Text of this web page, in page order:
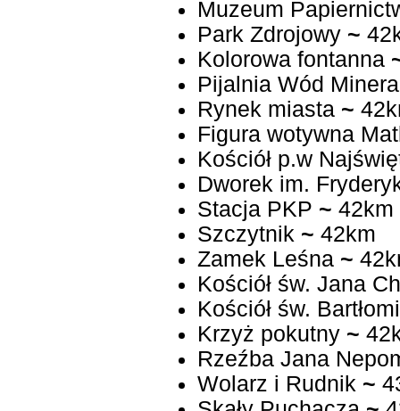
Muzeum
Park Zdrojowy ~
Kolorowa fontanna
Pijalnia Wód
Rynek miasta ~
Figura wotywna
Kościół p.w
Dworek im.
Stacja PKP ~ 42km
Szczytnik ~ 42km
Zamek Leśna ~
Kościół św. Jana
Kościół św.
Krzyż pokutny ~
Rzeźba Jana
Wolarz i Rudnik ~